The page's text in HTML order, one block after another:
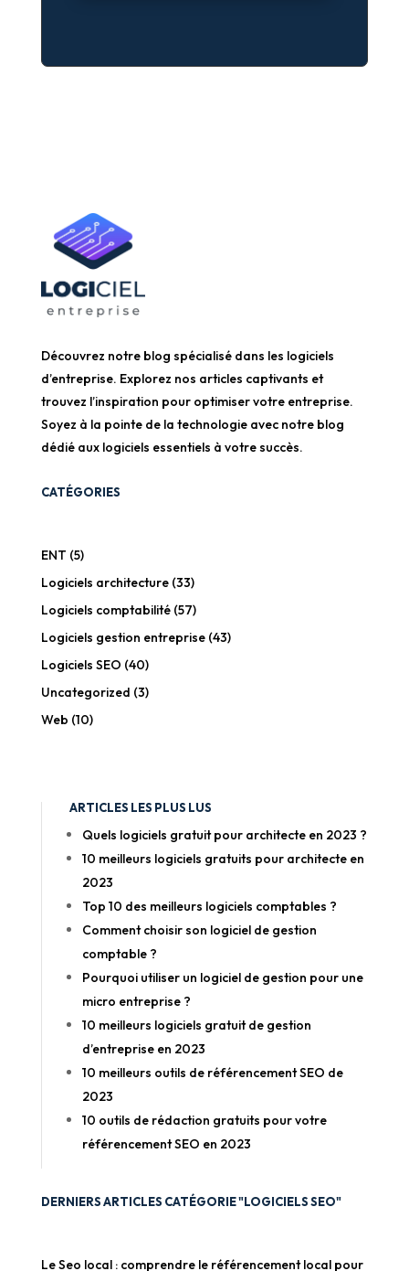
Découvrez notre blog spécialisé dans les logiciels
d’entreprise. Explorez nos articles captivants et
trouvez l’inspiration pour optimiser votre entreprise.
Soyez à la pointe de la technologie avec notre blog
dédié aux logiciels essentiels à votre succès.
CATÉGORIES
ENT (5)
Logiciels architecture(33)
Logiciels comptabilité(57)
Logiciels gestion entreprise(43)
Logiciels SEO (40)
Uncategorized (3)
Web (10)
ARTICLES LES PLUS LUS
Quels logiciels gratuit pour architecte en 2023 ?
10 meilleurs logiciels gratuits pour architecte en
2023
Top 10 des meilleurs logiciels comptables ?
Comment choisir son logiciel de gestion
comptable ?
Pourquoi utiliser un logiciel de gestion pour une
micro entreprise ?
10 meilleurs logiciels gratuit de gestion
d’entreprise en 2023
10 meilleurs outils de référencement SEO de
2023
10 outils de rédaction gratuits pour votre
référencement SEO en 2023
DERNIERS ARTICLES CATÉGORIE "LOGICIELS SEO"
Le Seo local : comprendre le référencement local pour